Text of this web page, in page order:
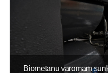
Biometanu varomam